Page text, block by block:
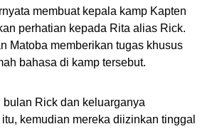
membuat kepala kamp Kapten
perhatian kepada Rita alias Rick.
Matoba memberikan tugas khusus
bahasa di kamp tersebut.
Rick dan keluarganya
kemudian mereka diizinkan tinggal